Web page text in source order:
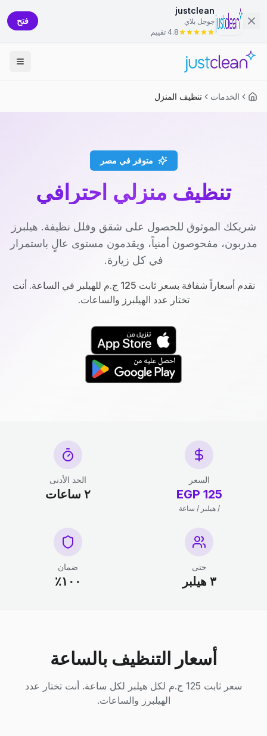
justclean
جوجل بلاي
4.8 تقييم
فتح
الخدمات تنظيف المنزل
متوفر في مصر
تنظيف منزلي احترافي
شريكك الموثوق للحصول على شقق وفلل نظيفة. هيلبرز
مدربون، مفحوصون أمنياً، ويقدمون مستوى عالٍ باستمرار
في كل زيارة.
نقدم أسعاراً شفافة بسعر ثابت 125 ج.م للهيلبر في الساعة. أنت
تختار عدد الهيلبرز والساعات.
السعر
125 EGP
/ هيلبر / ساعة
الحد الأدنى
٢ ساعات
حتى
٣ هيلبر
ضمان
١٠٠٪
أسعار التنظيف بالساعة
سعر ثابت 125 ج.م لكل هيلبر لكل ساعة. أنت تختار عدد
الهيلبرز والساعات.